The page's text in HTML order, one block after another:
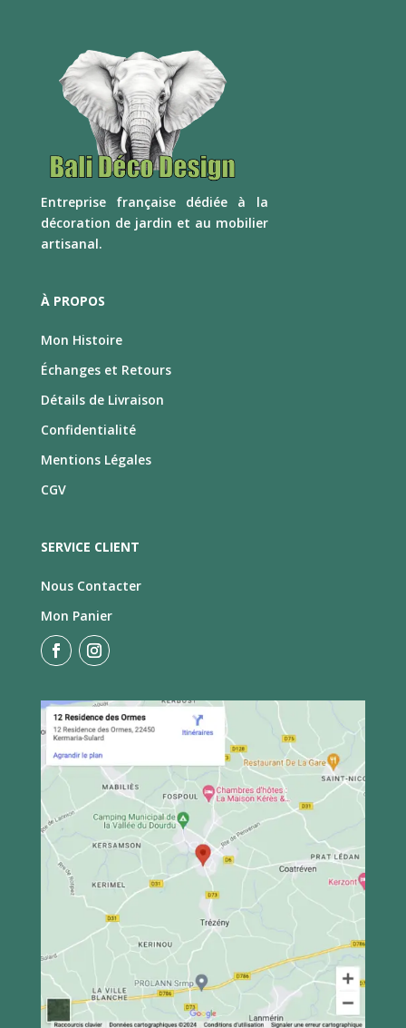
Entreprise française dédiée à la
décoration de jardin et au mobilier
artisanal.
À PROPOS
Mon Histoire
Échanges et Retours
Détails de Livraison
Confidentialité
Mentions Légales
CGV
SERVICE CLIENT
Nous Contacter
Mon Panier